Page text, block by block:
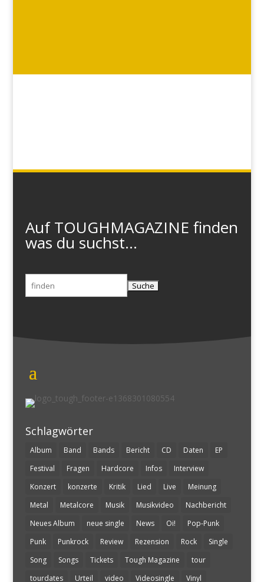
Auf TOUGHMAGAZINE finden
was du suchst...
Suchen
nach:
Schlagwörter
Album Band Bands Bericht CD Daten
EP
Festival
Fragen Hardcore Infos
Interview
Konzert
konzerte Kritik Lied Live
Meinung
Metal
Metalcore Musik Musikvideo
Nachbericht
Neues Album
neue single News Oi!
Pop-Punk
Punk
Punkrock Review Rezension Rock
Single
Song
Songs Tickets Tough Magazine
tour
tourdates
Urteil video Videosingle Vinyl